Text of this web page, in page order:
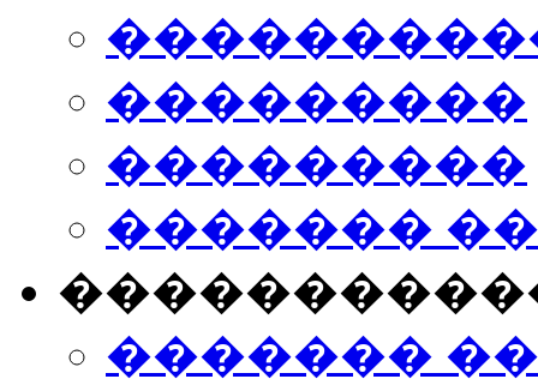
���������
���������
�������
�������